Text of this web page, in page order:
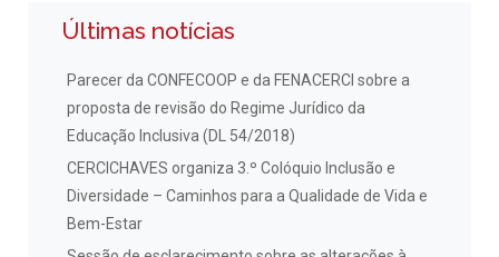
Últimas notícias
Parecer da CONFECOOP e da FENACERCI sobre a
proposta de revisão do Regime Jurídico da
Educação Inclusiva (DL 54/2018)
CERCICHAVES organiza 3.º Colóquio Inclusão e
Diversidade – Caminhos para a Qualidade de Vida e
Bem-Estar